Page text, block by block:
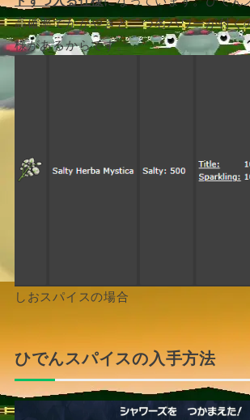
高確率でかがやきと二つ名パワーが付く
様があるからです。
しおスパイスの場合
ひでんスパイスの入手方法